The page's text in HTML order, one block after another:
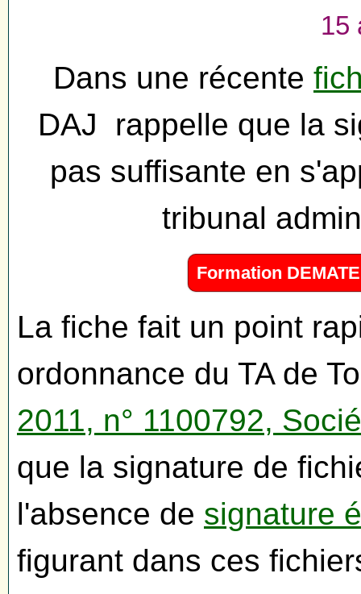
15
Dans une récente
DAJ rappelle que la
pas suffisante en
tribunal
Formation
La fiche fait un point
ordonnance du TA de
2011, n° 1100792,
que la signature de
l'absence de signature
figurant dans ces